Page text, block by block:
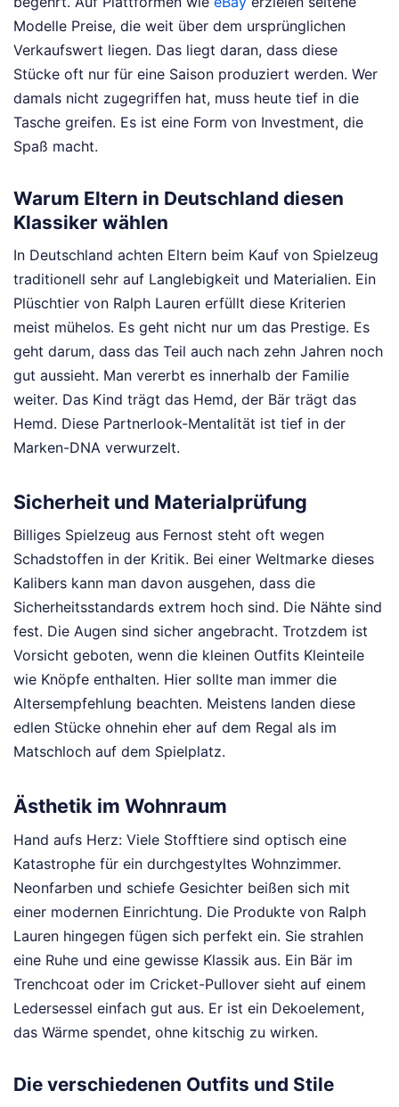
Modelle Preise, die weit über dem ursprünglichen
Verkaufswert liegen. Das liegt daran, dass diese
Stücke oft nur für eine Saison produziert werden. Wer
damals nicht zugegriffen hat, muss heute tief in die
Tasche greifen. Es ist eine Form von Investment, die
Spaß macht.
Warum Eltern in Deutschland diesen
Klassiker wählen
In Deutschland achten Eltern beim Kauf von Spielzeug
traditionell sehr auf Langlebigkeit und Materialien. Ein
Plüschtier von Ralph Lauren erfüllt diese Kriterien
meist mühelos. Es geht nicht nur um das Prestige. Es
geht darum, dass das Teil auch nach zehn Jahren noch
gut aussieht. Man vererbt es innerhalb der Familie
weiter. Das Kind trägt das Hemd, der Bär trägt das
Hemd. Diese Partnerlook-Mentalität ist tief in der
Marken-DNA verwurzelt.
Sicherheit und Materialprüfung
Billiges Spielzeug aus Fernost steht oft wegen
Schadstoffen in der Kritik. Bei einer Weltmarke dieses
Kalibers kann man davon ausgehen, dass die
Sicherheitsstandards extrem hoch sind. Die Nähte sind
fest. Die Augen sind sicher angebracht. Trotzdem ist
Vorsicht geboten, wenn die kleinen Outfits Kleinteile
wie Knöpfe enthalten. Hier sollte man immer die
Altersempfehlung beachten. Meistens landen diese
edlen Stücke ohnehin eher auf dem Regal als im
Matschloch auf dem Spielplatz.
Ästhetik im Wohnraum
Hand aufs Herz: Viele Stofftiere sind optisch eine
Katastrophe für ein durchgestyltes Wohnzimmer.
Neonfarben und schiefe Gesichter beißen sich mit
einer modernen Einrichtung. Die Produkte von Ralph
Lauren hingegen fügen sich perfekt ein. Sie strahlen
eine Ruhe und eine gewisse Klassik aus. Ein Bär im
Trenchcoat oder im Cricket-Pullover sieht auf einem
Ledersessel einfach gut aus. Er ist ein Dekoelement,
das Wärme spendet, ohne kitschig zu wirken.
Die verschiedenen Outfits und Stile